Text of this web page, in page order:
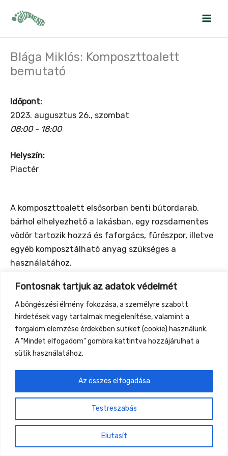
Fontosnak tartjuk az adatok védelmét
A böngészési élmény fokozása, a személyre szabott
hirdetések vagy tartalmak megjelenítése, valamint a
forgalom elemzése érdekében sütiket (cookie) használunk.
A "Mindet elfogadom" gombra kattintva hozzájárulhat a
sütik használatához.
Testreszabás
Elutasít
Az összes elfogadása
Blága Miklós: Komposzttoalett
bemutató
Időpont:
2023. augusztus 26., szombat
08:00 - 18:00
Helyszín:
Piactér
A komposzttoalett elsősorban benti bútordarab,
bárhol elhelyezhető a lakásban, egy rozsdamentes
vödör tartozik hozzá és faforgács, fűrészpor, illetve
egyéb komposztálható anyag szükséges a
használatához.
Szombat és vasárnap lesz komposzttoalett
összeszerelő bemutató. Ki is próbáhatod, hogy esik
az ülés rajta.
←Previous Event Next Event→
Gyüttment Találkozó, 2026. augusztus 27-30.,